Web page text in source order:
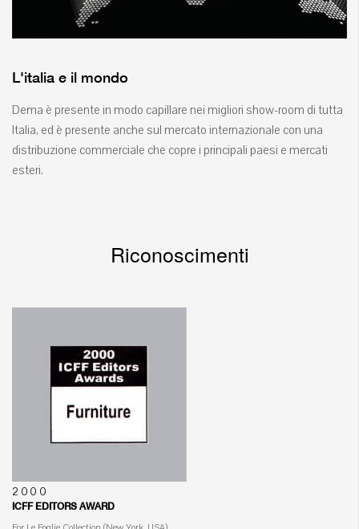
L'italia e il mondo
Dema è presente in modo capillare nei migliori show-room di tutta
Italia, ed è presente anche sul mercato internazionale con una
distribuzione commerciale che copre i principali paesi e mercati
esteri.
Riconoscimenti
2000
ICFF EDITORS AWARD